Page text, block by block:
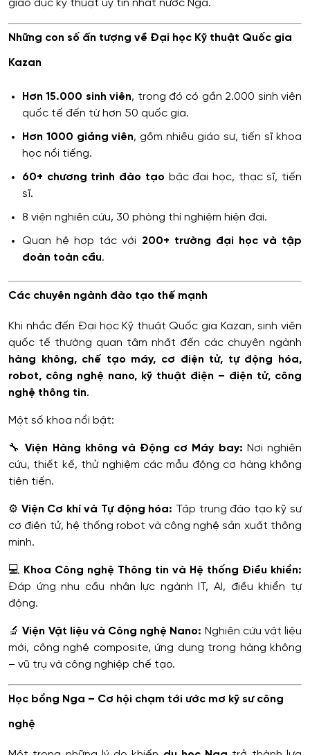
giáo dục kỹ thuật uy tín nhất nước Nga.
Những con số ấn tượng về Đại học Kỹ thuật Quốc gia
Kazan
Hơn 15.000 sinh viên, trong đó có gần 2.000 sinh viên
quốc tế đến từ hơn 50 quốc gia.
Hơn 1000 giảng viên, gồm nhiều giáo sư, tiến sĩ khoa
học nổi tiếng.
60+ chương trình đào tạo bậc đại học, thạc sĩ, tiến
sĩ.
8 viện nghiên cứu, 30 phòng thí nghiệm hiện đại.
Quan hệ hợp tác với 200+ trường đại học và tập
đoàn toàn cầu.
Các chuyên ngành đào tạo thế mạnh
Khi nhắc đến Đại học Kỹ thuật Quốc gia Kazan, sinh viên
quốc tế thường quan tâm nhất đến các chuyên ngành
hàng không, chế tạo máy, cơ điện tử, tự động hóa,
robot, công nghệ nano, kỹ thuật điện – điện tử, công
nghệ thông tin.
Một số khoa nổi bật:
🔧Viện Hàng không và Động cơ Máy bay: Nơi nghiên
cứu, thiết kế, thử nghiệm các mẫu động cơ hàng không
tiên tiến.
⚙️ Viện Cơ khí và Tự động hóa: Tập trung đào tạo kỹ sư
cơ điện tử, hệ thống robot và công nghệ sản xuất thông
minh.
💻 Khoa Công nghệ Thông tin và Hệ thống Điều khiển:
Đáp ứng nhu cầu nhân lực ngành IT, AI, điều khiển tự
động.
🔬Viện Vật liệu và Công nghệ Nano: Nghiên cứu vật liệu
mới, công nghệ composite, ứng dụng trong hàng không
– vũ trụ và công nghiệp chế tạo.
Học bổng Nga – Cơ hội chạm tới ước mơ kỹ sư công
nghệ